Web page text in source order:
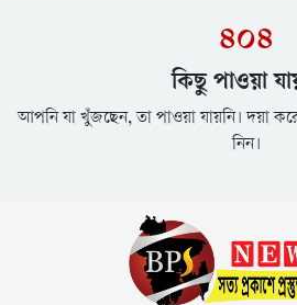
৪০৪
কিছু পাওয়া
আপনি যা খুঁজছেন, তা পাওয়া যায়নি। দয়া
নিন।